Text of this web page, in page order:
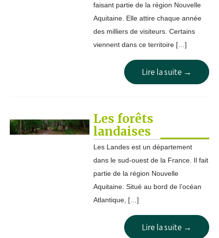
faisant partie de la région Nouvelle
Aquitaine. Elle attire chaque année
des milliers de visiteurs. Certains
viennent dans ce territoire […]
Lire la suite →
Les forêts
landaises
Les Landes est un département
dans le sud-ouest de la France. Il fait
partie de la région Nouvelle
Aquitaine. Situé au bord de l’océan
Atlantique, […]
Lire la suite →